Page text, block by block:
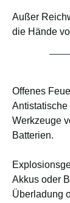
Außer
die Hände
Offenes
Werkzeuge
Batterien.
Akkus oder
Überladung